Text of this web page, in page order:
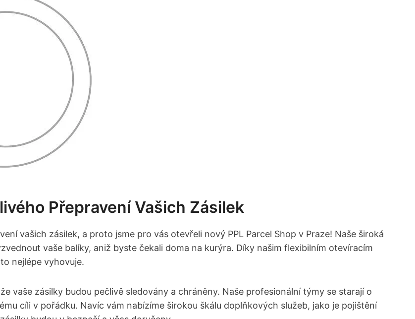
Přepravení Vašich Zásilek
vašich zásilek, a proto jsme pro vás otevřeli nový PPL Parcel Shop v Praze! Naše široká
vaše balíky, aniž byste čekali doma na kurýra. Díky našim flexibilním otevíracím
to nejlépe vyhovuje.
vaše zásilky budou pečlivě sledovány a chráněny. Naše profesionální týmy se starají o
cíli v pořádku. Navíc vám nabízíme širokou škálu doplňkových služeb, jako je pojištění